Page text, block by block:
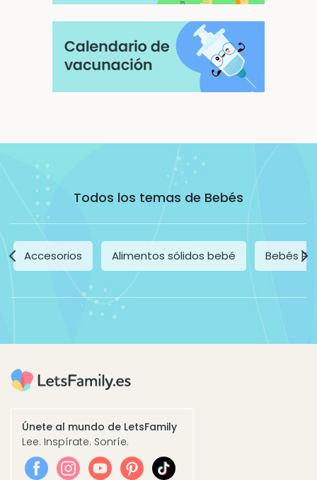
Todos los temas de Bebés
Accesorios Alimentos sólidos bebé Bebés
Únete al mundo de LetsFamily
Lee. Inspírate. Sonríe.